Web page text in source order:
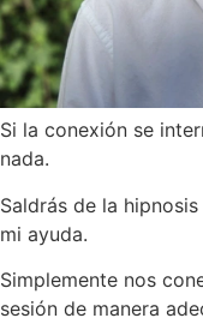
Si la conexión se
nada.
Saldrás de la
mi ayuda.
Simplemente nos
sesión de manera